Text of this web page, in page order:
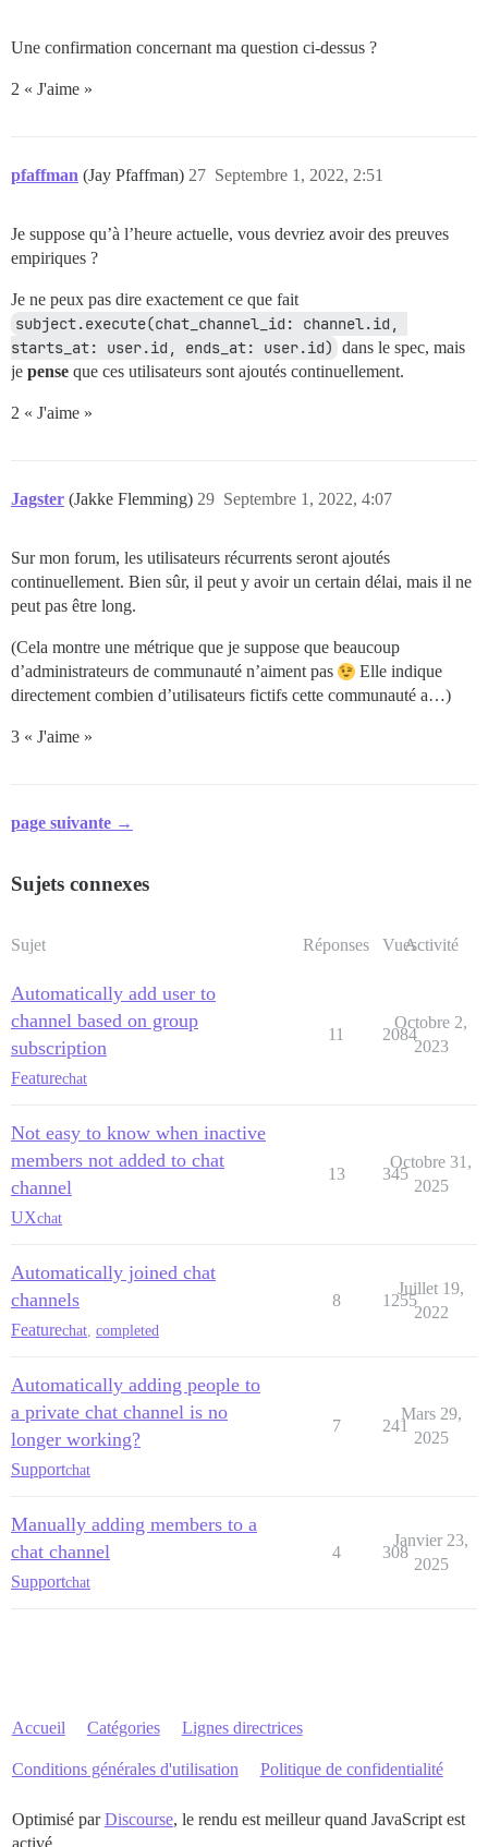
Une confirmation concernant ma question ci-dessus ?
2 « J'aime »
pfaffman (Jay Pfaffman) Septembre 1, 2022, 2:51
27
Je suppose qu’à l’heure actuelle, vous devriez avoir des preuves
empiriques ?
Je ne peux pas dire exactement ce que fait
subject.execute(chat_channel_id: channel.id,
starts_at: user.id, ends_at: user.id) dans le spec, mais
je pense que ces utilisateurs sont ajoutés continuellement.
2 « J'aime »
Jagster (Jakke Flemming) Septembre 1, 2022, 4:07
29
Sur mon forum, les utilisateurs récurrents seront ajoutés
continuellement. Bien sûr, il peut y avoir un certain délai, mais il ne
peut pas être long.
(Cela montre une métrique que je suppose que beaucoup
d’administrateurs de communauté n’aiment pas
Elle indique
directement combien d’utilisateurs fictifs cette communauté a…)
3 « J'aime »
page suivante →
Sujets connexes
Sujet Réponses VuesActivité
Automatically add user to
channel based on group
subscription
Featurechat
11 2084
Octobre 2,
2023
Not easy to know when inactive
members not added to chat
channel
UXchat
13 345
Octobre 31,
2025
Automatically joined chat
channels
Featurechat completed
8 1255
Juillet 19,
2022
Automatically adding people to
a private chat channel is no
longer working?
Supportchat
7 241
Mars 29,
2025
Manually adding members to a
chat channel
Supportchat
4 308
Janvier 23,
2025
Accueil Catégories Lignes directrices
Conditions générales d'utilisation Politique de confidentialité
Optimisé parDiscourse, le rendu est meilleur quand JavaScript est